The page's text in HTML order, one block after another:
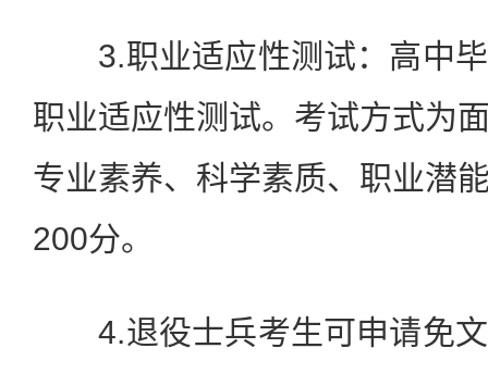
3.职业适应性测试：高中毕
职业适应性测试。考试方式为
专业素养、科学素质、职业潜
200分。
4.退役士兵考生可申请免文